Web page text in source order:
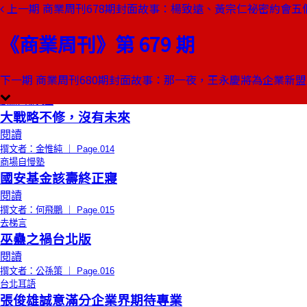
上一期 商業周刊678期封面故事：楊致遠、黃宗仁祕密約會五
《商業周刊》第 679 期
下一期 商業周刊680期封面故事：那一夜，王永慶將為企業新
本期目錄
限時免費總編輯的話
活路
閱讀
撰文者：王文靜 ｜ Page.012
創辦人聊天室
大戰略不修，沒有未來
閱讀
撰文者：金惟純 ｜ Page.014
商場自慢塾
國安基金該壽終正寢
閱讀
撰文者：何飛鵬 ｜ Page.015
去梯言
巫蠱之禍台北版
閱讀
撰文者：公孫策 ｜ Page.016
台北耳語
張俊雄誠意滿分企業界期待專業